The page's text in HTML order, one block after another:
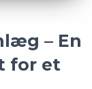
– En
for et